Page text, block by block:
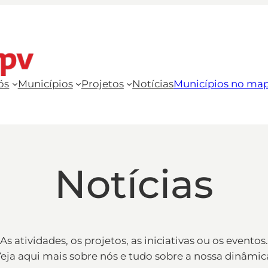
Municípios Projetos NotíciasMunicípios no
Notícias
As atividades, os projetos, as iniciativas ou os eventos.
aqui mais sobre nós e tudo sobre a nossa